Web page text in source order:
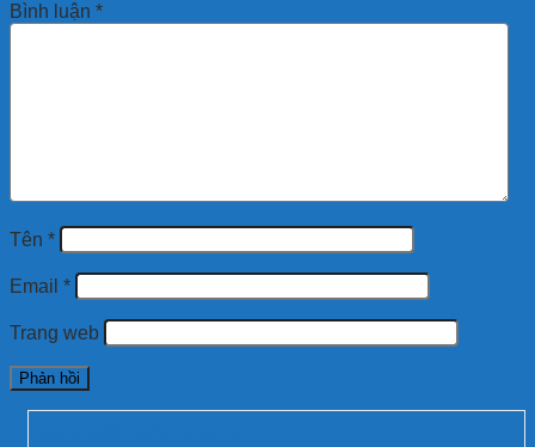
Bình luận *
Tên *
Email *
Trang web